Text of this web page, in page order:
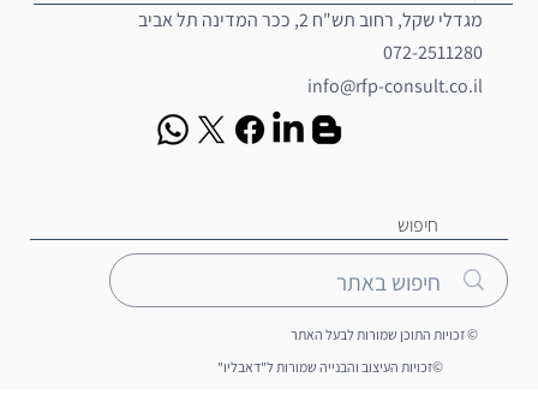
מגדלי שקל, רחוב תש"ח 2, ככר המדינה תל אביב
072-2511280
info@rfp-consult.co.il
חיפוש
© זכויות התוכן שמורות לבעל האתר
©זכויות העיצוב והבנייה שמורות ל"דאבליו"